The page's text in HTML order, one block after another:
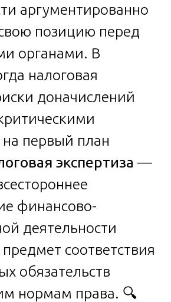
аргументированно
позицию перед
органами. В
налоговая
доначислений
первый план
экспертиза —
финансово-
деятельности
соответствия
обязательств
нормам права. 🔍